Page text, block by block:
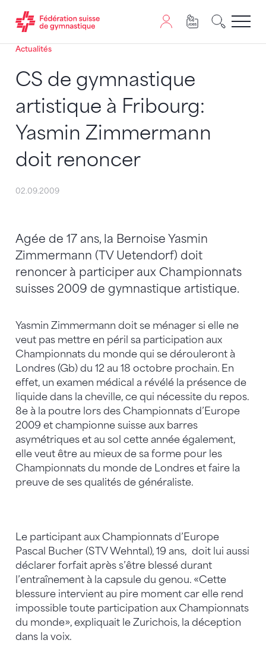
Passer au contenu
Naviguer vers le plan du siten
JavaScript est nécessaire pour naviguer sur ce site.
Actualités
CS de gymnastique
artistique à Fribourg:
Yasmin Zimmermann
doit renoncer
02.09.2009
Agée de 17 ans, la Bernoise Yasmin
Zimmermann (TV Uetendorf) doit
renoncer à participer aux Championnats
suisses 2009 de gymnastique artistique.
Yasmin Zimmermann doit se ménager si elle ne
veut pas mettre en péril sa participation aux
Championnats du monde qui se dérouleront à
Londres (Gb) du 12 au 18 octobre prochain. En
effet, un examen médical a révélé la présence de
liquide dans la cheville, ce qui nécessite du repos.
8e à la poutre lors des Championnats d’Europe
2009 et championne suisse aux barres
asymétriques et au sol cette année également,
elle veut être au mieux de sa forme pour les
Championnats du monde de Londres et faire la
preuve de ses qualités de généraliste.
Le participant aux Championnats d’Europe
Pascal Bucher (STV Wehntal), 19 ans, doit lui aussi
déclarer forfait après s’être blessé durant
l’entraînement à la capsule du genou. «Cette
blessure intervient au pire moment car elle rend
impossible toute participation aux Championnats
du monde», expliquait le Zurichois, la déception
dans la voix.